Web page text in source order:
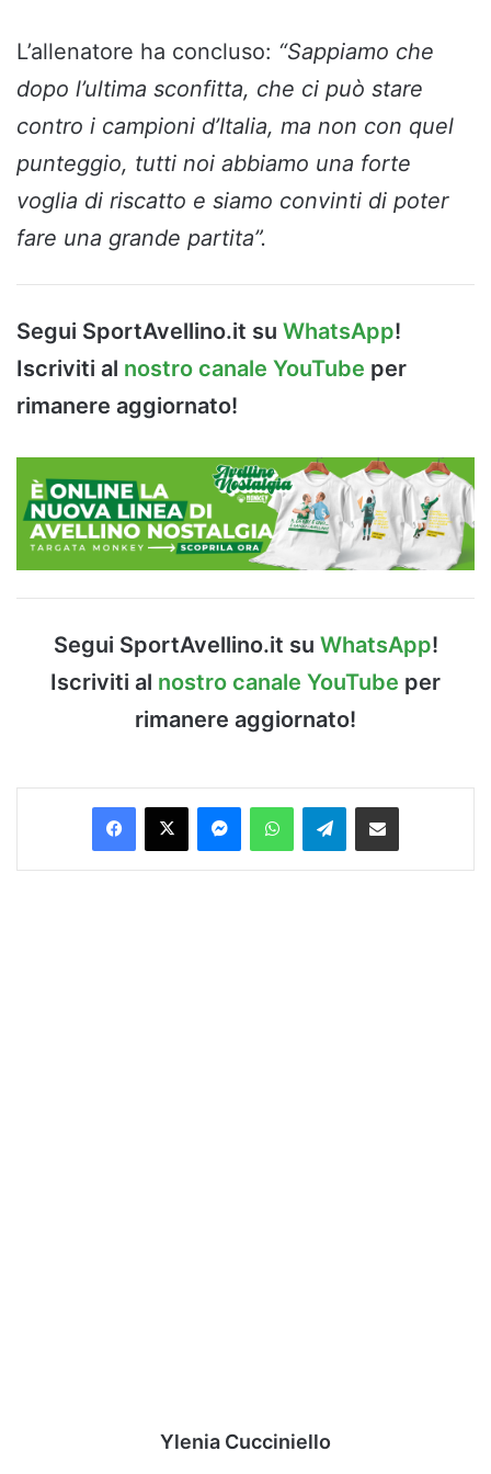
L’allenatore ha concluso: “Sappiamo che
dopo l’ultima sconfitta, che ci può stare
contro i campioni d’Italia, ma non con quel
punteggio, tutti noi abbiamo una forte
voglia di riscatto e siamo convinti di poter
fare una grande partita”.
Segui SportAvellino.it su WhatsApp!
Iscriviti al nostro canale YouTube per
rimanere aggiornato!
Segui SportAvellino.it su WhatsApp!
Iscriviti al nostro canale YouTube per
rimanere aggiornato!
Facebook
X MessengerWhatsAppTelegramCondividi via Email
Ylenia Cucciniello